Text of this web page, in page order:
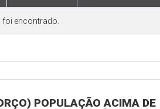
encontrado.
POPULAÇÃO ACIMA DE